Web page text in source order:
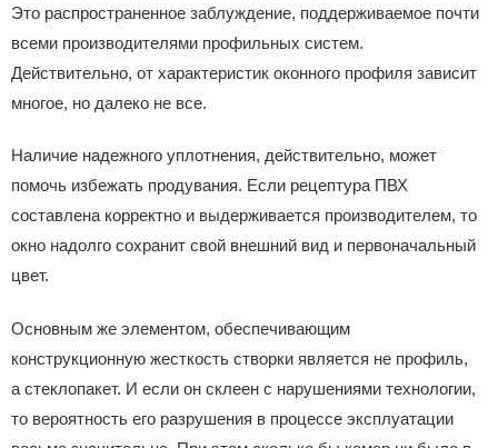
Это распространенное заблуждение, поддерживаемое почти
всеми производителями профильных систем.
Действительно, от характеристик оконного профиля зависит
многое, но далеко не все.
Наличие надежного уплотнения, действительно, может
помочь избежать продувания. Если рецептура ПВХ
составлена корректно и выдерживается производителем, то
окно надолго сохранит свой внешний вид и первоначальный
цвет.
Основным же элементом, обеспечивающим
конструкционную жесткость створки является не профиль,
а стеклопакет. И если он склеен с нарушениями технологии,
то вероятность его разрушения в процессе эксплуатации